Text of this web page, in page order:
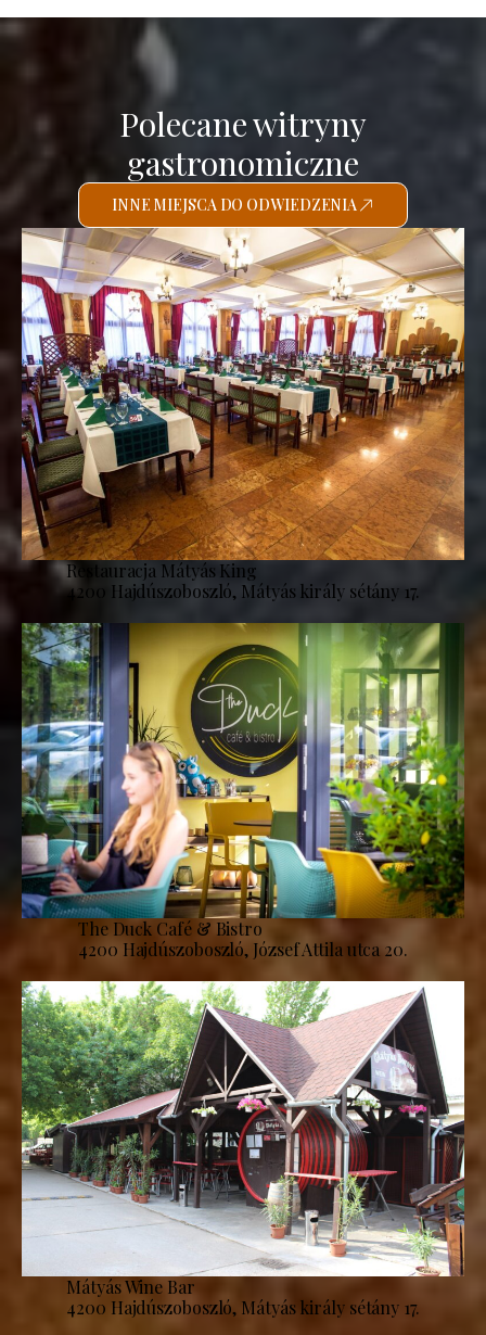
Polecane witryny
gastronomiczne
INNE MIEJSCA DO ODWIEDZENIA
Restauracja Mátyás King
4200 Hajdúszoboszló, Mátyás király sétány 17.
The Duck Café & Bistro
4200 Hajdúszoboszló, József Attila utca 20.
Mátyás Wine Bar
4200 Hajdúszoboszló, Mátyás király sétány 17.